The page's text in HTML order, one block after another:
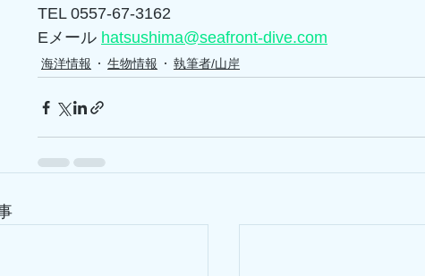
TEL 0557-67-3162
Eメール hatsushima@seafront-dive.com
海洋情報 生物情報 執筆者/山岸